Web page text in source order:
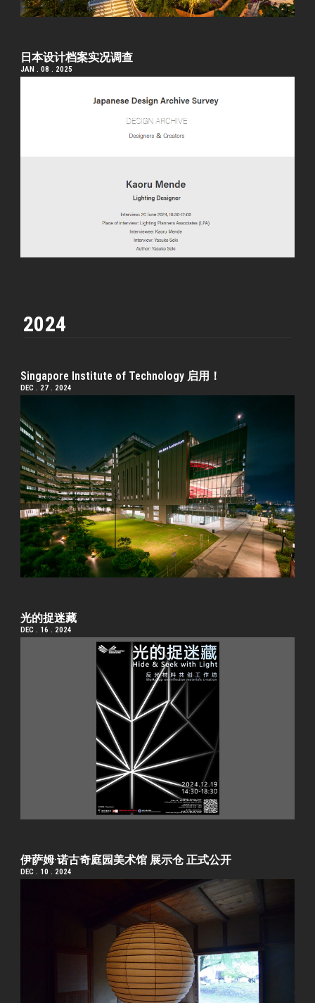
日本设计档案实况调查
JAN . 08 . 2025
2024
Singapore Institute of Technology 启用！
DEC . 27 . 2024
光的捉迷藏
DEC . 16 . 2024
伊萨姆·诺古奇庭园美术馆 展示仓 正式公开
DEC . 10 . 2024